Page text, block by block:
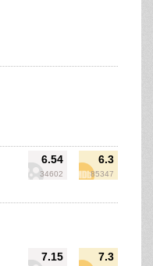
6.54
34602
6.3
85347
7.15 7.3